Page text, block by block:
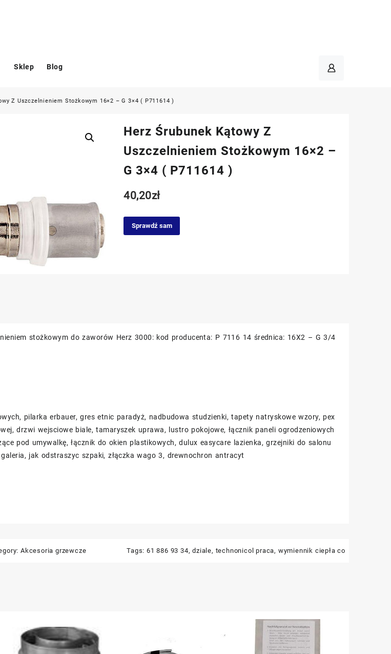
Sklep Blog
Z Uszczelnieniem Stożkowym 16×2 – G 3×4 ( P711614 )
Herz Śrubunek Kątowy Z
Uszczelnieniem Stożkowym 16×2 –
G 3×4 ( P711614 )
40,20zł
Sprawdź sam
stożkowym do zaworów Herz 3000: kod producenta: P 7116 14 średnica: 16X2 – G 3/4
pilarka erbauer, gres etnic paradyż, nadbudowa studzienki, tapety natryskowe wzory, pex
drzwi wejsciowe biale, tamaryszek uprawa, lustro pokojowe, łącznik paneli ogrodzeniowych
pod umywalkę, łącznik do okien plastikowych, dulux easycare lazienka, grzejniki do salonu
jak odstraszyc szpaki, złączka wago 3, drewnochron antracyt
Akcesoria grzewcze Tags: 61 886 93 34,dziale, technonicol praca, wymiennik ciepła co